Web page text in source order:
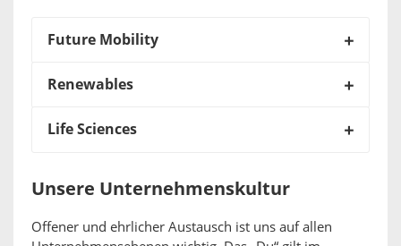
Future Mobility
Renewables
Life Sciences
Unsere Unternehmenskultur
Offener und ehrlicher Austausch ist uns auf allen